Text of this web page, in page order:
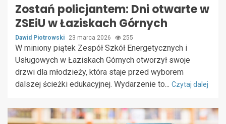
Zostań policjantem: Dni otwarte w
ZSEiU w Łaziskach Górnych
Dawid Piotrowski 23 marca 2026 255
W miniony piątek Zespół Szkół Energetycznych i
Usługowych w Łaziskach Górnych otworzył swoje
drzwi dla młodzieży, która staje przed wyborem
dalszej ścieżki edukacyjnej. Wydarzenie to... Czytaj dalej